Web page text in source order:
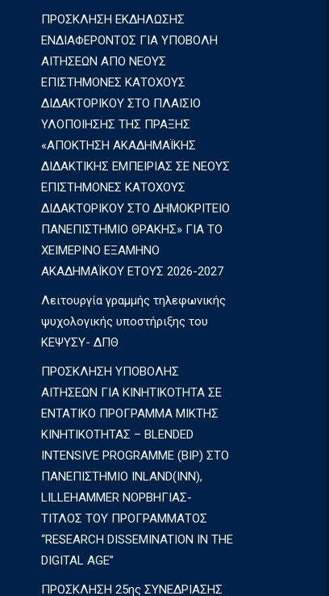
ΠΡΟΣΚΛΗΣΗ ΕΚΔΗΛΩΣΗΣ
ΕΝΔΙΑΦΕΡΟΝΤΟΣ ΓΙΑ ΥΠΟΒΟΛΗ
ΑΙΤΗΣΕΩΝ ΑΠΟ ΝΕΟΥΣ
ΕΠΙΣΤΗΜΟΝΕΣ ΚΑΤΟΧΟΥΣ
ΔΙΔΑΚΤΟΡΙΚΟΥ ΣΤΟ ΠΛΑΙΣΙΟ
ΥΛΟΠΟΙΗΣΗΣ ΤΗΣ ΠΡΑΞΗΣ
«ΑΠΟΚΤΗΣΗ ΑΚΑΔΗΜΑΪΚΗΣ
ΔΙΔΑΚΤΙΚΗΣ ΕΜΠΕΙΡΙΑΣ ΣΕ ΝΕΟΥΣ
ΕΠΙΣΤΗΜΟΝΕΣ ΚΑΤΟΧΟΥΣ
ΔΙΔΑΚΤΟΡΙΚΟΥ ΣΤΟ ΔΗΜΟΚΡΙΤΕΙΟ
ΠΑΝΕΠΙΣΤΗΜΙΟ ΘΡΑΚΗΣ» ΓΙΑ ΤΟ
ΧΕΙΜΕΡΙΝΟ ΕΞΑΜΗΝΟ
ΑΚΑΔΗΜΑΪΚΟΥ ΕΤΟΥΣ 2026-2027
Λειτουργία γραμμής τηλεφωνικής
ψυχολογικής υποστήριξης του
ΚΕΨΥΣΥ- ΔΠΘ
ΠΡΟΣΚΛΗΣΗ ΥΠΟΒΟΛΗΣ
ΑΙΤΗΣΕΩΝ ΓΙΑ ΚΙΝΗΤΙΚΟΤΗΤΑ ΣΕ
ΕΝΤΑΤΙΚΟ ΠΡΟΓΡΑΜΜΑ ΜΙΚΤΗΣ
ΚΙΝΗΤΙΚΟΤΗΤΑΣ – BLENDED
INTENSIVE PROGRAMME (BIP) ΣΤΟ
ΠΑΝΕΠΙΣΤΗΜΙΟ INLAND(INN),
LILLEHAMMER ΝΟΡΒΗΓΙΑΣ-
ΤΙΤΛΟΣ ΤΟΥ ΠΡΟΓΡΑΜΜΑΤΟΣ
“RESEARCH DISSEMINATION IN THE
DIGITAL AGE”
ΠΡΟΣΚΛΗΣΗ 25ης ΣΥΝΕΔΡΙΑΣΗΣ